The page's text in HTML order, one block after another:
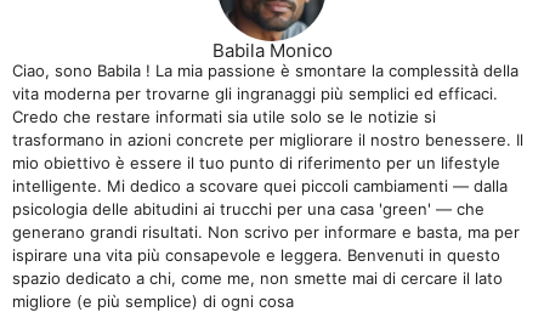
Babila Monico
Ciao, sono Babila ! La mia passione è smontare la complessità della
vita moderna per trovarne gli ingranaggi più semplici ed efficaci.
Credo che restare informati sia utile solo se le notizie si
trasformano in azioni concrete per migliorare il nostro benessere. Il
mio obiettivo è essere il tuo punto di riferimento per un lifestyle
intelligente. Mi dedico a scovare quei piccoli cambiamenti — dalla
psicologia delle abitudini ai trucchi per una casa 'green' — che
generano grandi risultati. Non scrivo per informare e basta, ma per
ispirare una vita più consapevole e leggera. Benvenuti in questo
spazio dedicato a chi, come me, non smette mai di cercare il lato
migliore (e più semplice) di ogni cosa